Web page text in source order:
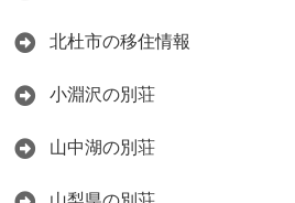
北杜市の移住情報
小淵沢の別荘
山中湖の別荘